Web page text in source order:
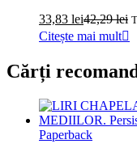
33,83 lei42,29lei
Citește mai mult
Cărți
Paperback